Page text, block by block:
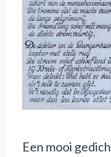
Een mooi